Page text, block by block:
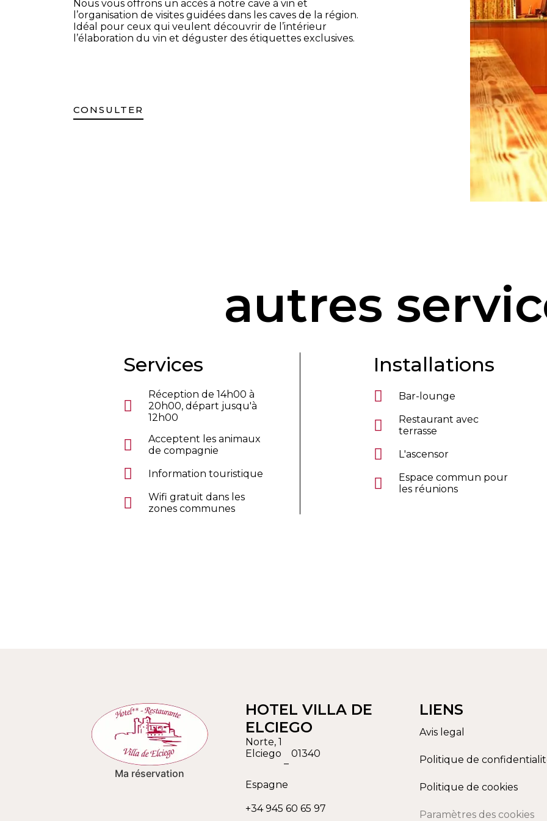
Nous vous offrons un accès à notre cave à vin et
l’organisation de visites guidées dans les caves de la région.
Idéal pour ceux qui veulent découvrir de l’intérieur
l’élaboration du vin et déguster des étiquettes exclusives.
CONSULTER
autres
Services
Réception de 14h00 à
20h00, départ jusqu'à
12h00
Acceptent les animaux
de compagnie
Information touristique
Wifi gratuit dans les
zones communes
Installations
Bar-lounge
Restaurant avec
terrasse
L'ascensor
Espace commun pour
les réunions
Ma réservation
HOTEL VILLA DE
ELCIEGO
Norte, 1
Elciego
–
01340
Espagne
+34 945 60 65 97
LIENS
Avis legal
Politique de
Politique de cookies
Paramètres des cookies